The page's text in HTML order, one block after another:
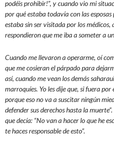
podéis prohibir!”, y cuando vio mi
por qué estaba todavía con las
estaba sin ser visitada por los médicos,
respondieron que me iba a someter a
Cuando me llevaron a operarme, oí
que me cosieran el párpado para
así, cuando me vean los demás
marroquíes. Yo les dije que, si fuera
porque eso no va a suscitar ningún
defender sus derechos hasta la
que decía: “No van a hacer lo que he
te haces responsable de esto”.